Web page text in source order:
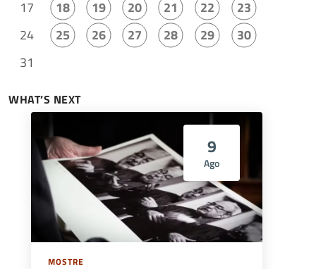
17
18 19 20 21 22
23
24
25 26 27 28 29
30
31
WHAT’S NEXT
9
Ago
MOSTRE